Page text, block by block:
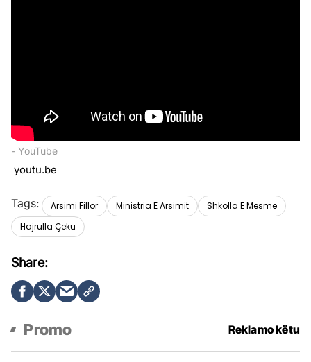
- YouTube
youtu.be
Arsimi Fillor Ministria E Arsimit
Shkolla E Mesme
Hajrulla Çeku
Promo